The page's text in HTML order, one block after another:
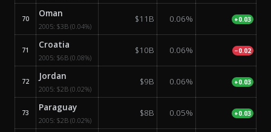
70 Oman
2005: $3B (0.04%)
$11B 0.06% +0.03
71 Croatia
2005: $6B (0.08%)
$10B 0.06% −0.02
72 Jordan
2005: $2B (0.02%)
$9B 0.06% +0.03
73 Paraguay
2005: $2B (0.02%)
$8B 0.05% +0.03